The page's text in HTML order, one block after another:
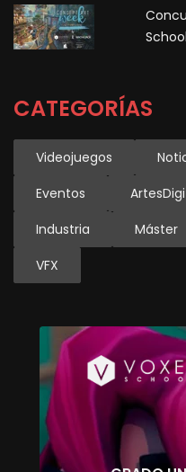
CATEGORÍAS
Videojuegos
Eventos
Industria
Máster
VFX